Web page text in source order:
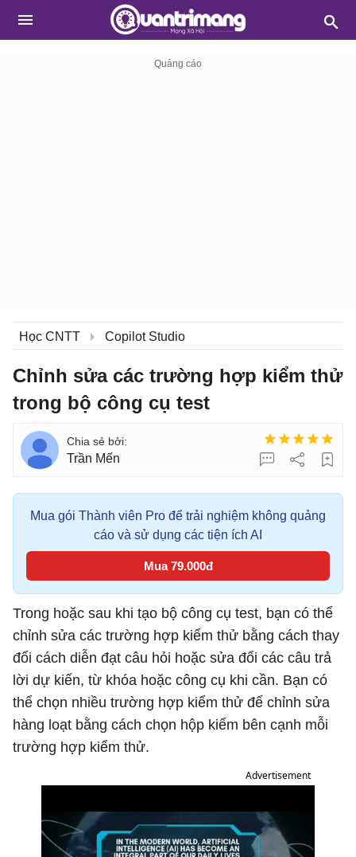
Học CNTT Copilot Studio
Chỉnh sửa các trường hợp kiểm thử
trong bộ công cụ test
Trần Mến
Mua gói Thành viên Pro để trải nghiệm không quảng
cáo và sử dụng các tiện ích AI
Mua 79.000đ
Trong hoặc sau khi tạo bộ công cụ test, bạn có thể
chỉnh sửa các trường hợp kiểm thử bằng cách thay
đổi cách diễn đạt câu hỏi hoặc sửa đổi các câu trả
lời dự kiến, từ khóa hoặc công cụ khi cần. Bạn có
thể chọn nhiều trường hợp kiểm thử để chỉnh sửa
hàng loạt bằng cách chọn hộp kiểm bên cạnh mỗi
trường hợp kiểm thử.
Advertisement